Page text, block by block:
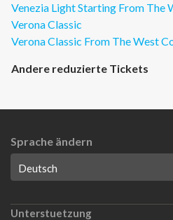
Venezia Light Starting From The
Verona Classic
Verona Classic From The West
Andere reduzierte Tickets
Sprache ändern
Unterstuetzung